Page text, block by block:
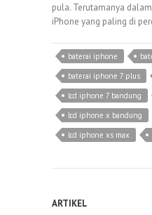
pula. Terutamanya
iPhone yang paling di
baterai iphone
baterai iphone 7 plus
lcd iphone 7 bandung
lcd iphone x bandung
lcd iphone xs max
ARTIKEL